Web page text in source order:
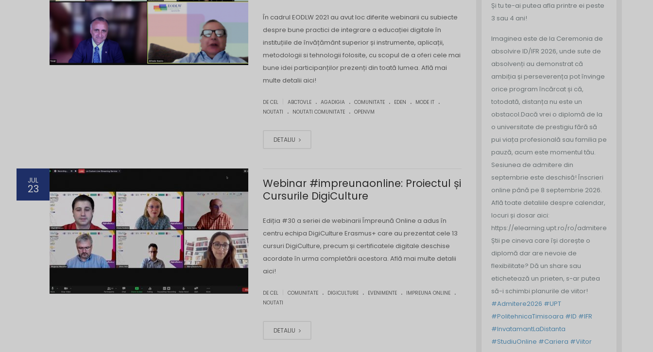
În cadrul EODLW 2021 au avut loc diferite webinarii cu subiecte
despre bune practici de integrare a educației digitale în
instituțiile de învățământ superior și instrumente, aplicații,
metodologii si tehnologii folosite, cu scopul de a oferi cele mai
bune idei participanților prezenți din toată lumea. Află mai
multe detalii aici!
DE CEL ABCTOVLE . AGADIGIA . COMUNITATE . EDEN . MODE IT .
NOUTATI . NOUTATI COMUNITATE . OPENVM
DETALIU
JUL
23
Webinar #impreunaonline: Proiectul și
Cursurile DigiCulture
Ediția #30 a seriei de webinarii Împreună Online a adus în
centru echipa DigiCulture Erasmus+ care au prezentat cele 13
cursuri DigiCulture, precum și certificatele digitale deschise
acordate în urma completării acestora. Află mai multe detalii
aici!
DE CEL COMUNITATE . DIGICULTURE . EVENIMENTE . IMPREUNA ONLINE .
NOUTATI
DETALIU
Și tu te-ai putea afla printre ei peste
3 sau 4 ani!
Imaginea este de la Ceremonia de
absolvire ID/IFR 2026, unde sute de
absolvenți au demonstrat că
ambiția și perseverența pot învinge
orice program încărcat și că,
totodată, distanța nu este un
obstacol.Dacă vrei o diplomă de la
o universitate de prestigiu fără să
pui viața profesională sau familia pe
pauză, acum este momentul tău.
Sesiunea de admitere din
septembrie este deschisă! Înscrieri
online până pe 8 septembrie 2026.
Află toate detaliile despre calendar,
locuri și dosar aici:
https://elearning.upt.ro/ro/admitere/
Știi pe cineva care își dorește o
diplomă dar are nevoie de
flexibilitate? Dă un share sau
etichetează un prieten, s-ar putea
să-i schimbi planurile de viitor!
#Admitere2026 #UPT
#PolitehnicaTimisoara #ID #IFR
#InvatamantLaDistanta
#StudiuOnline #Cariera #Viitor